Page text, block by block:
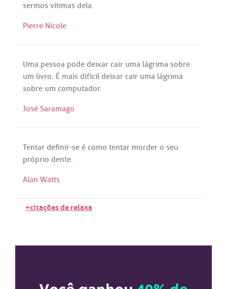
sermos vítimas dela.
Pierre Nicole
Uma pessoa pode deixar cair uma lágrima sobre
um livro. É mais difícil deixar cair uma lágrima
sobre um computador.
José Saramago
Tentar definir-se é como tentar morder o seu
próprio dente.
Alan Watts
+citações de relaxa